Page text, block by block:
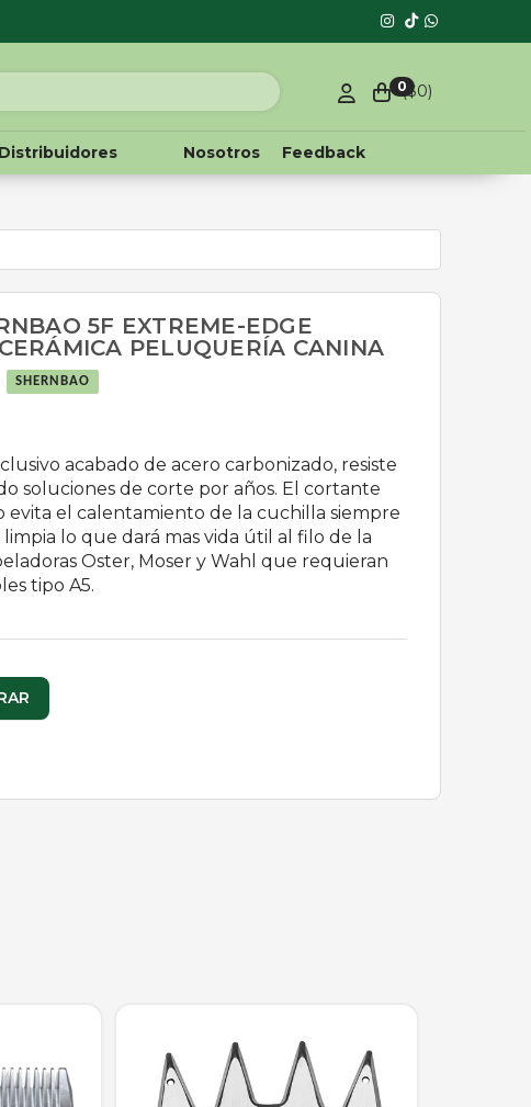
0($0)
Distribuidores Nosotros Feedback
5F EXTREME-EDGE
PELUQUERÍA CANINA
SHERNBAO
acabado de acero carbonizado, resiste
soluciones de corte por años. El cortante
evita el calentamiento de la cuchilla siempre
lo que dará mas vida útil al filo de la
Oster, Moser y Wahl que requieran
tipo A5.